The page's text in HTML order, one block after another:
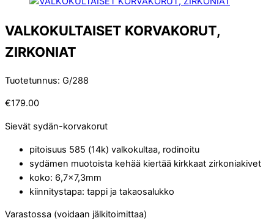
VALKOKULTAISET KORVAKORUT,
ZIRKONIAT
Tuotetunnus: G/288
€179.00
Sievät sydän-korvakorut
pitoisuus 585 (14k) valkokultaa, rodinoitu
sydämen muotoista kehää kiertää kirkkaat zirkoniakivet
koko: 6,7×7,3mm
kiinnitystapa: tappi ja takaosalukko
Varastossa (voidaan jälkitoimittaa)